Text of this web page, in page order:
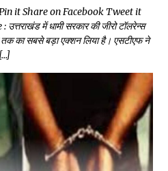
it Share on Facebook Tweet it
में धामी सरकार की जीरो टॉलरेन्स
का सबसे बड़ा एक्शन लिया है। एसटीएफ ने